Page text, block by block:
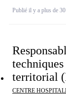
Publié il y a plus de
territorial
CENTRE